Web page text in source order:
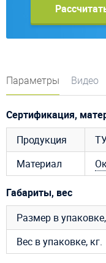
Параметры Видео
Сертификация,
Продукция
Материал
Габариты, вес
Размер в
Вес в упаковке, кг.